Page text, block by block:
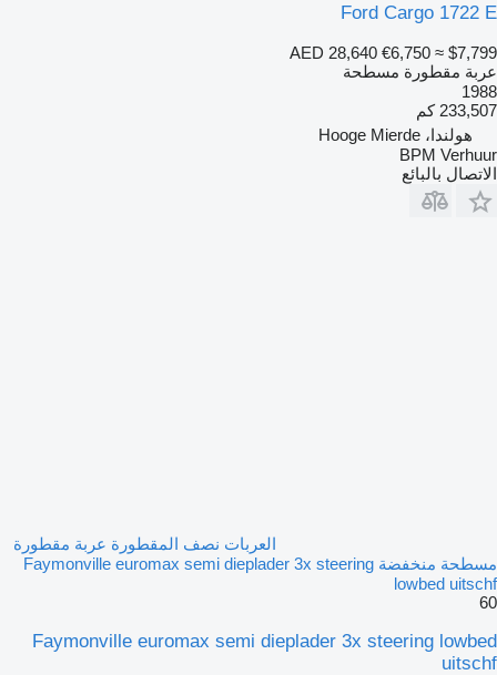
Ford Cargo 1722 E
AED 28,640 €6,750 ≈ $7,799
عربة مقطورة مسطحة
1988
233,507 كم
هولندا، Hooge Mierde
BPM Verhuur
الاتصال بالبائع
العربات نصف المقطورة عربة مقطورة
مسطحة منخفضة Faymonville euromax semi dieplader 3x steering
lowbed uitschf
60
Faymonville euromax semi dieplader 3x steering lowbed
uitschf